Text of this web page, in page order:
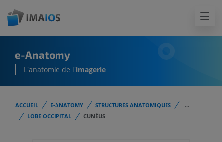
e-Anatomy
L'anatomie de l'imagerie
ACCUEIL E-ANATOMY STRUCTURES ANATOMIQUES
...
LOBE OCCIPITAL
CUNÉUS